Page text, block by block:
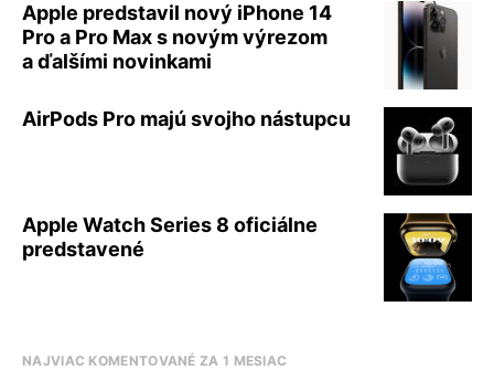
Apple predstavil nový iPhone 14
Pro a Pro Max s novým výrezom
a ďalšími novinkami
AirPods Pro majú svojho nástupcu
Apple Watch Series 8 oficiálne
predstavené
NAJVIAC KOMENTOVANÉ ZA 1 MESIAC